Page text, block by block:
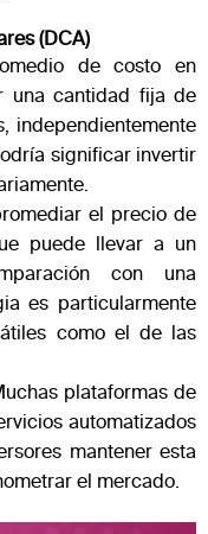
(DCA)
de costo en
una cantidad fija de
independientemente
significar invertir
el precio de
puede llevar a un
con una
es particularmente
como el de las
plataformas de
automatizados
mantener esta
el mercado​.